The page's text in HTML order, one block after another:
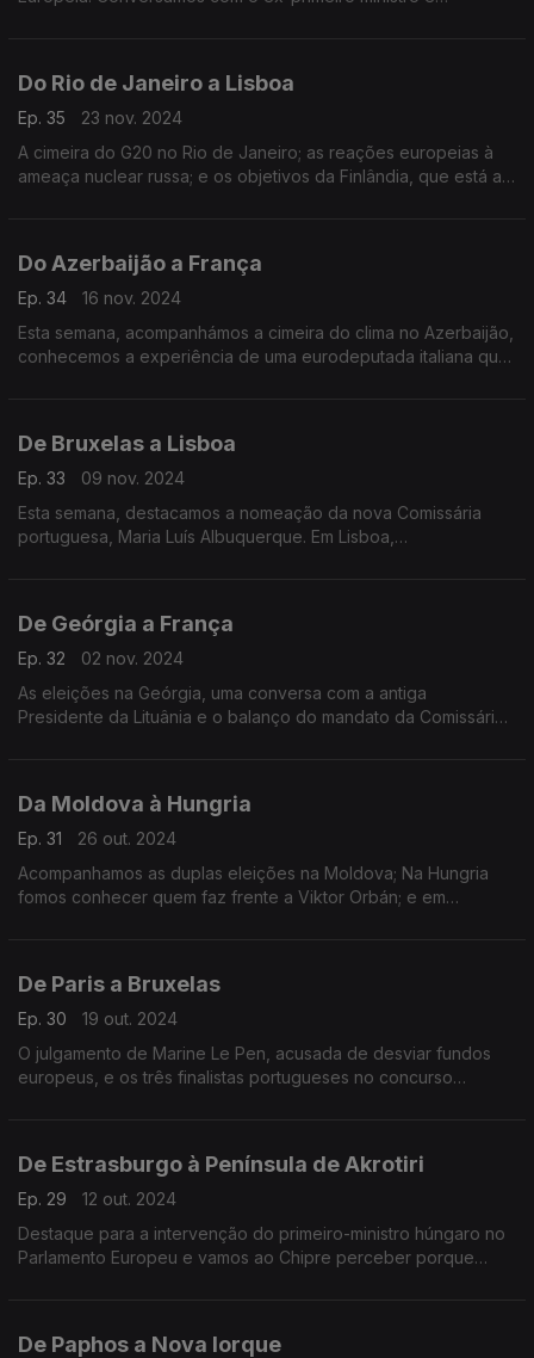
Do Rio de Janeiro a Lisboa
Ep. 35
23 nov. 2024
A cimeira do G20 no Rio de Janeiro; as reações europeias à
ameaça nuclear russa; e os objetivos da Finlândia, que está a
Do Azerbaijão a França
Ep. 34
16 nov. 2024
Esta semana, acompanhámos a cimeira do clima no Azerbaijão,
conhecemos a experiência de uma eurodeputada italiana que
De Bruxelas a Lisboa
Ep. 33
09 nov. 2024
Esta semana, destacamos a nomeação da nova Comissária
portuguesa, Maria Luís Albuquerque. Em Lisboa,
De Geórgia a França
Ep. 32
02 nov. 2024
As eleições na Geórgia, uma conversa com a antiga
Presidente da Lituânia e o balanço do mandato da Comissária
Da Moldova à Hungria
Ep. 31
26 out. 2024
Acompanhamos as duplas eleições na Moldova; Na Hungria
fomos conhecer quem faz frente a Viktor Orbán; e em
De Paris a Bruxelas
Ep. 30
19 out. 2024
O julgamento de Marine Le Pen, acusada de desviar fundos
europeus, e os três finalistas portugueses no concurso
De Estrasburgo à Península de Akrotiri
Ep. 29
12 out. 2024
Destaque para a intervenção do primeiro-ministro húngaro no
Parlamento Europeu e vamos ao Chipre perceber porque
De Paphos a Nova Iorque